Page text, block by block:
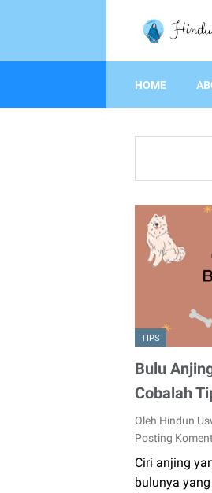
HOME
TIPS
Bulu
Cobalah
Oleh Hindun
Posting
Ciri anjing
bulunya